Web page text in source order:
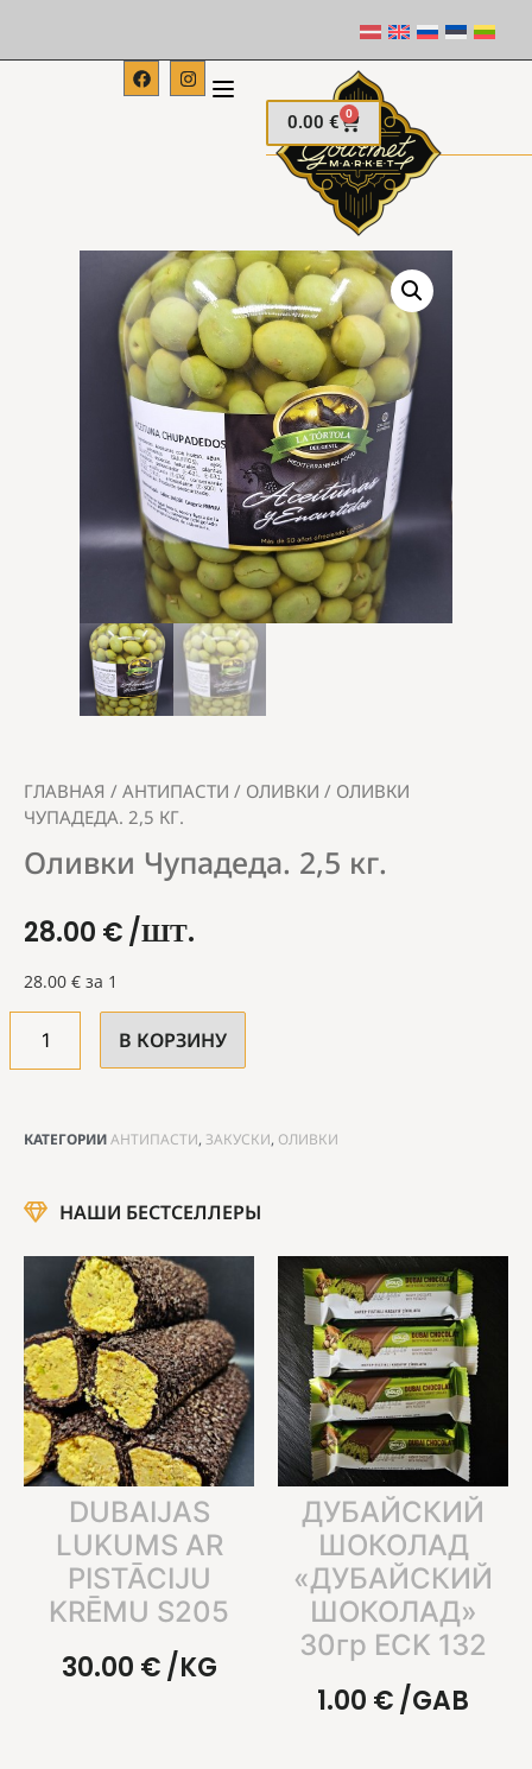
0.00 € 0
ГЛАВНАЯ / АНТИПАСТИ / ОЛИВКИ / ОЛИВКИ
ЧУПАДЕДА. 2,5 КГ.
Оливки Чупадеда. 2,5 кг.
28.00 €/ШТ.
28.00 € за 1
В КОРЗИНУ
КАТЕГОРИИАНТИПАСТИ, ЗАКУСКИ, ОЛИВКИ
НАШИ БЕСТСЕЛЛЕРЫ
DUBAIJAS
LUKUMS AR
PISTĀCIJU
KRĒMU S205
30.00 €/KG
ДУБАЙСКИЙ
ШОКОЛАД
«ДУБАЙСКИЙ
ШОКОЛАД»
30гр ECK 132
1.00 €/GAB